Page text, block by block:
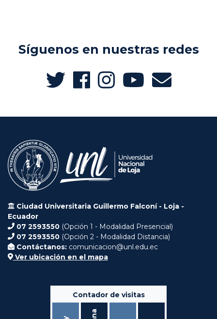
Síguenos en nuestras redes
Ciudad Universitaria Guillermo Falconí - Loja -
Ecuador
07 2593550 (Opción 1 - Modalidad Presencial)
07 2593550 (Opción 2 - Modalidad Distancia)
Contáctanos: comunicacion@unl.edu.ec
Ver ubicación en el mapa
Contador de visitas